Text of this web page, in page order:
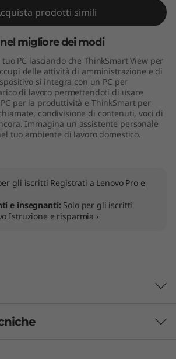
prodotti simili
migliore dei modi
PC lasciando che ThinkSmart View per
delle attività di amministrazione e di
si integra con un PC per
di lavoro permettendoti di usare
per la produttività e ThinkSmart per
condivisione di contenuti, voci di
Immagina un assistente personale
tuo ambiente di lavoro domestico.
gli iscritti Registrati a Lenovo Pro e
e insegnanti: Solo per gli iscritti
Istruzione e risparmia ›